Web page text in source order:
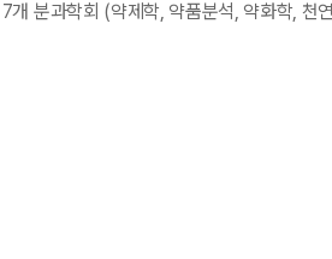
개 분과학회 (약제학, 약품분석, 약화학, 천